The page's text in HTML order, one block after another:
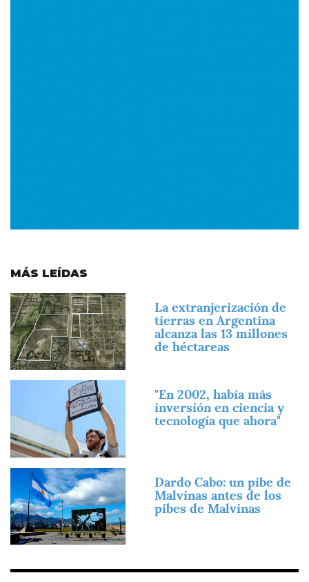
MÁS LEÍDAS
Imagen
La extranjerización de
tierras en Argentina
alcanza las 13 millones
de héctareas
"En 2002, había más
inversión en ciencia y
tecnología que ahora"
Imagen
Dardo Cabo: un pibe de
Malvinas antes de los
pibes de Malvinas